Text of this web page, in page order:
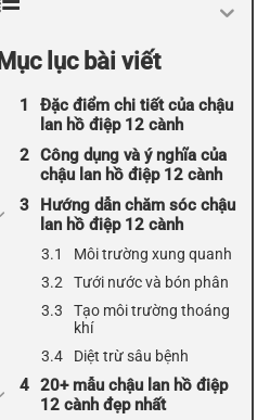
Mục lục bài viết
Đặc điểm chi tiết của chậu
lan hồ điệp 12 cành
Công dụng và ý nghĩa của
chậu lan hồ điệp 12 cành
Hướng dẫn chăm sóc chậu
lan hồ điệp 12 cành
Môi trường xung quanh
Tưới nước và bón phân
Tạo môi trường thoáng
khí
Diệt trừ sâu bệnh
20+ mẫu chậu lan hồ điệp
12 cành đẹp nhất